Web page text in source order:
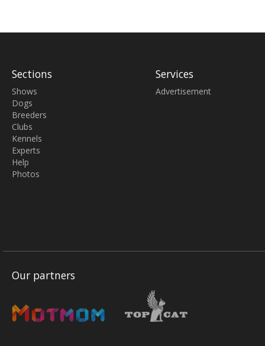
Sections
Shows
Dogs
Breeders
Clubs
Kennels
Experts
Help
Photos
Services
Advertisement
Our partners